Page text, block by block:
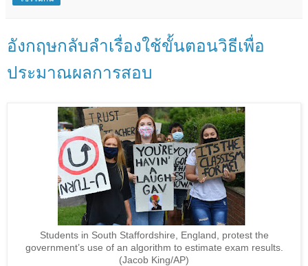
อังกฤษกลับลำเรื่องใช้ขั้นตอนวิธีเพื่อ
ประมาณผลการสอบ
Students in South Staffordshire, England, protest the
government’s use of an algorithm to estimate exam results.
(Jacob King/AP)